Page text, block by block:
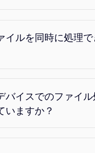
イルを同時に処理で
バイスでのファイ
いますか？